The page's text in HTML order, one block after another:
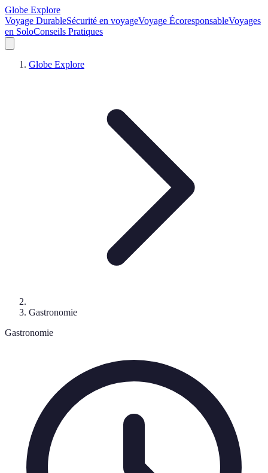
Globe Explore
Voyage DurableSécurité en voyageVoyage ÉcoresponsableVoyages
en SoloConseils Pratiques
Globe Explore
Gastronomie
Gastronomie